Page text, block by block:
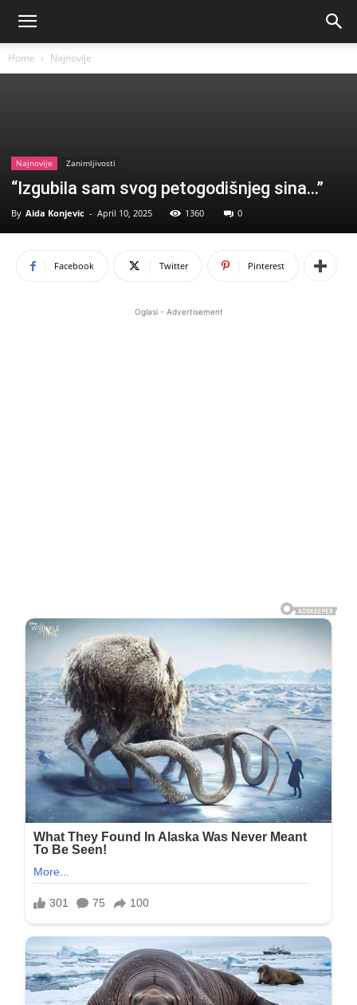
Home Najnovije
Najnovije Zanimljivosti
“Izgubila sam svog petogodišnjeg sina…”
By Aida Konjevic - April 10, 2025 1360 0
Facebook Twitter Pinterest
Oglasi - Advertisement